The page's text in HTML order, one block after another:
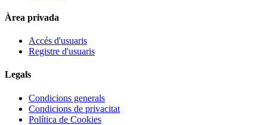
Àrea privada
Accés d'usuaris
Registre d'usuaris
Legals
Condicions generals
Condicions de privacitat
Política de Cookies